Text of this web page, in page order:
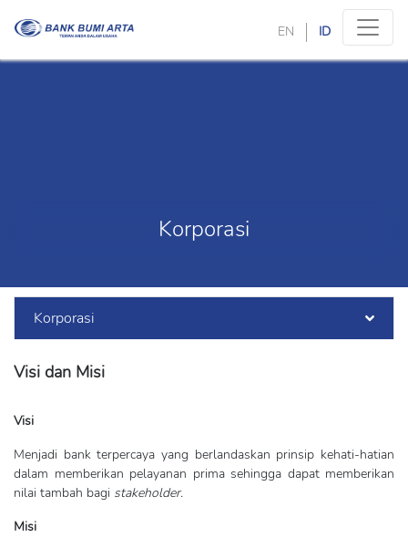
EN ID
Korporasi
Korporasi
Visi dan Misi
Visi
Menjadi bank terpercaya yang berlandaskan prinsip kehati-hatian
dalam memberikan pelayanan prima sehingga dapat memberikan
nilai tambah bagi stakeholder.
Misi